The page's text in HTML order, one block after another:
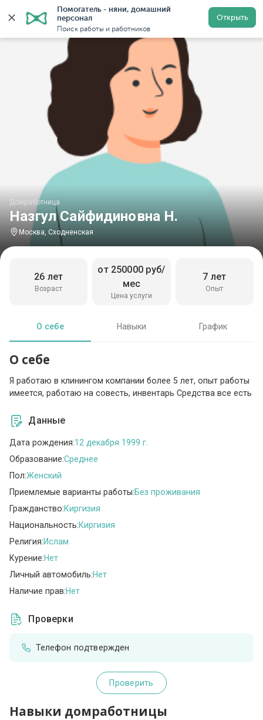
Помогатель - няни, домашний
персонал
Поиск работы и работников
Открыть
Главная Домработницы Домработницы в Москве
Назгул Сайфидиновна Н.
Домработница
Москва, Сходненская
Возраст
26 лет
Цена услуги
от 250000 руб/
мес
Опыт
7 лет
О себе Навыки График
О себе
Я работаю в клинингом компании более 5 лет, опыт работы
имеется, работаю на совесть, инвентарь Средства все есть
Данные
Дата рождения:12 декабря 1999 г.
Образование:Среднее
Пол:Женский
Приемлемые варианты работы:Без проживания
Гражданство:Киргизия
Национальность:Киргизия
Религия:Ислам
Курение:Нет
Личный автомобиль:Нет
Наличие прав:Нет
Проверки
Телефон подтвержден
Проверить
Навыки домработницы